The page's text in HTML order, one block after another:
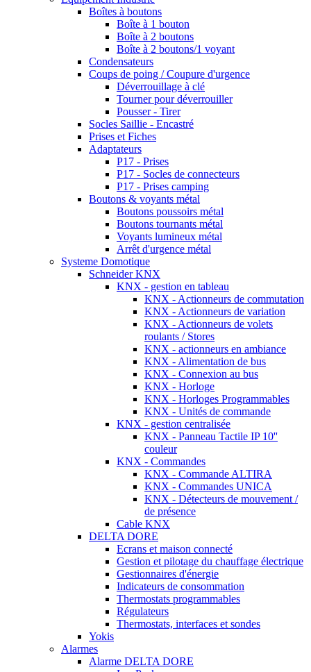
Boîtes à boutons
Boîte à 1 bouton
Boîte à 2 boutons
Boîte à 2 boutons/1 voyant
Condensateurs
Coups de poing / Coupure d'urgence
Déverrouillage à clé
Tourner pour déverrouiller
Pousser - Tirer
Socles Saillie - Encastré
Prises et Fiches
Adaptateurs
P17 - Prises
P17 - Socles de connecteurs
P17 - Prises camping
Boutons & voyants métal
Boutons poussoirs métal
Boutons tournants métal
Voyants lumineux métal
Arrêt d'urgence métal
Systeme Domotique
Schneider KNX
KNX - gestion en tableau
KNX - Actionneurs de commutation
KNX - Actionneurs de variation
KNX - Actionneurs de volets
roulants / Stores
KNX - actionneurs en ambiance
KNX - Alimentation de bus
KNX - Connexion au bus
KNX - Horloge
KNX - Horloges Programmables
KNX - Unités de commande
KNX - gestion centralisée
KNX - Panneau Tactile IP 10''
couleur
KNX - Commandes
KNX - Commande ALTIRA
KNX - Commandes UNICA
KNX - Détecteurs de mouvement /
de présence
Cable KNX
DELTA DORE
Ecrans et maison connecté
Gestion et pilotage du chauffage électrique
Gestionnaires d'énergie
Indicateurs de consommation
Thermostats programmables
Régulateurs
Thermostats, interfaces et sondes
Yokis
Alarmes
Alarme DELTA DORE